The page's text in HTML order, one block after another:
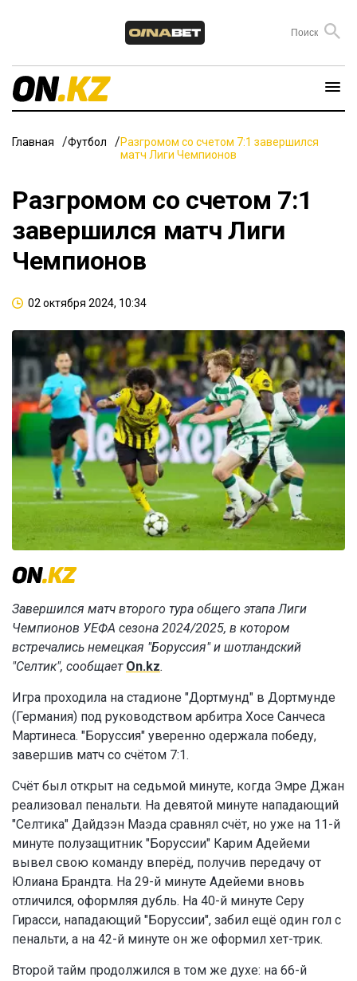
Главная Футбол
Разгромом со счетом 7:1 завершился
матч Лиги Чемпионов
Разгромом со счетом 7:1
завершился матч Лиги
Чемпионов
02 октября 2024, 10:34
Завершился матч второго тура общего этапа Лиги
Чемпионов УЕФА сезона 2024/2025, в котором
встречались немецкая "Боруссия" и шотландский
"Селтик", сообщает On.kz.
Игра проходила на стадионе "Дортмунд" в Дортмунде
(Германия) под руководством арбитра Хосе Санчеса
Мартинеса. "Боруссия" уверенно одержала победу,
завершив матч со счётом 7:1.
Счёт был открыт на седьмой минуте, когда Эмре Джан
реализовал пенальти. На девятой минуте нападающий
"Селтика" Дайдзэн Маэда сравнял счёт, но уже на 11-й
минуте полузащитник "Боруссии" Карим Адейеми
вывел свою команду вперёд, получив передачу от
Юлиана Брандта. На 29-й минуте Адейеми вновь
отличился, оформляя дубль. На 40-й минуте Серу
Гирасси, нападающий "Боруссии", забил ещё один гол с
пенальти, а на 42-й минуте он же оформил хет-трик.
Второй тайм продолжился в том же духе: на 66-й